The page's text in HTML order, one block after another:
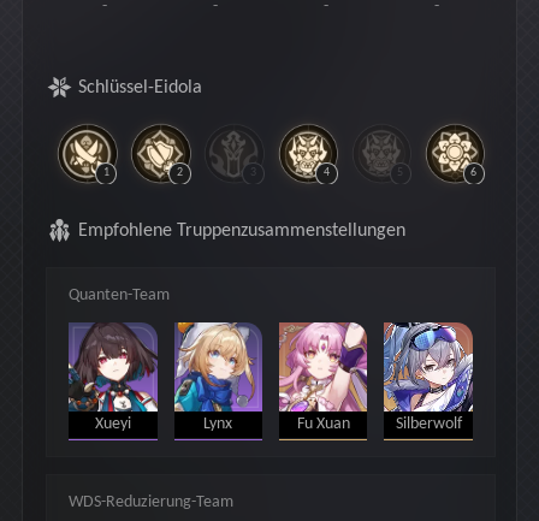
- - - -
Schlüssel-Eidola
1 2 3 4 5 6
Empfohlene Truppenzusammenstellungen
Quanten-Team
Xueyi Lynx Fu Xuan Silberwolf
WDS-Reduzierung-Team